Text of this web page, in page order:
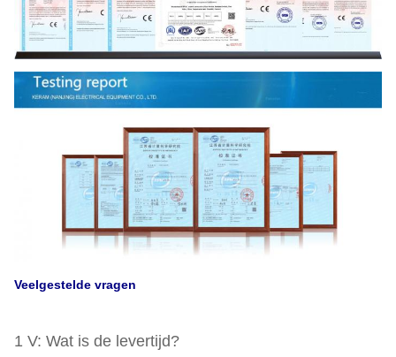
Veelgestelde vragen
1 V: Wat is de levertijd?